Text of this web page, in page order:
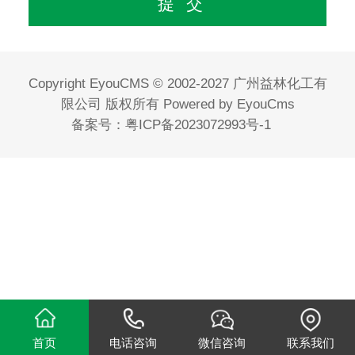
Copyright EyouCMS © 2002-2027 广州益林化工有
限公司 版权所有Powered by EyouCms
备案号： 粤ICP备2023072993号-1
首页 电话咨询 微信咨询 联系我们